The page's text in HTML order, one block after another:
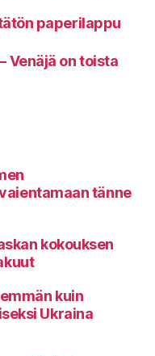
paperilappu
Venäjä on toista
tänne
kokouksen
kuin
Ukraina